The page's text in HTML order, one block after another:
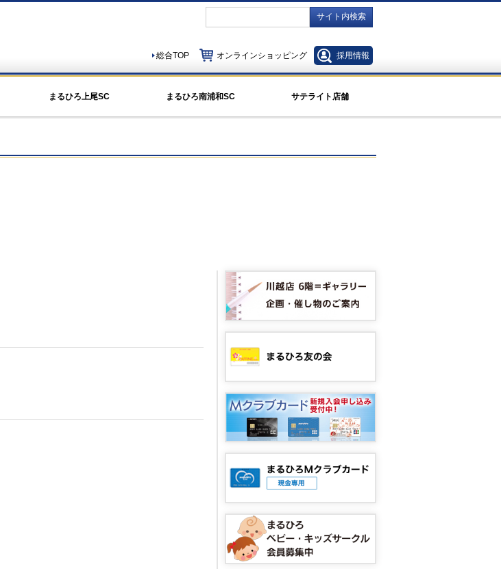
サイト内検索
総合TOP オンラインショッピング 採用情報
まるひろ上尾SC まるひろ南浦和SC サテライト店舗